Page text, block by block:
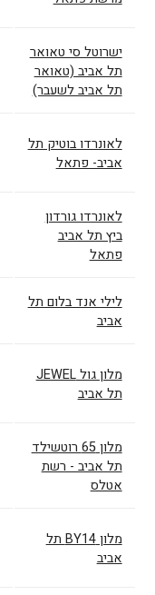
ישרוטל סי טאואר
תל אביב (טאואר
תל אביב לשעבר)
לאונרדו בוטיק תל
אביב- פתאל
לאונרדו גורדון
ביץ תל אביב
פתאל
לילי אנד בלום תל
אביב
מלון גול JEWEL
תל אביב
מלון 65 רוטשילד
תל אביב - רשת
אטלס
מלון BY14 תל
אביב